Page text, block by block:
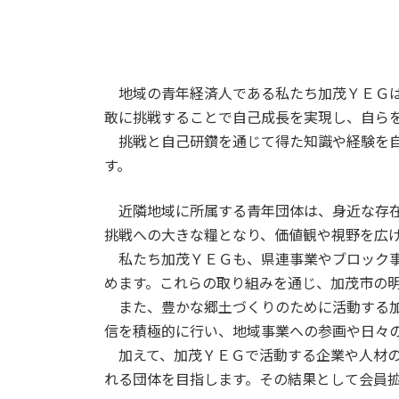
地域の青年経済人である私たち加茂ＹＥＧ
敢に挑戦することで自己成長を実現し、自ら
挑戦と自己研鑽を通じて得た知識や経験を
す。
近隣地域に所属する青年団体は、身近な存
挑戦への大きな糧となり、価値観や視野を広
私たち加茂ＹＥＧも、県連事業やブロック
めます。これらの取り組みを通じ、加茂市の
また、豊かな郷土づくりのために活動する
信を積極的に行い、地域事業への参画や日々
加えて、加茂ＹＥＧで活動する企業や人材
れる団体を目指します。その結果として会員